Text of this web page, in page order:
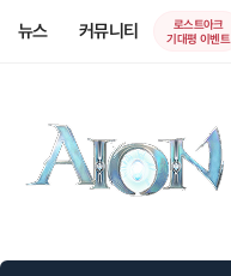
뉴스 커뮤니티
로스트아크
기대평 이벤트